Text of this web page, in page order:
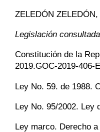
ZELEDÓN ZELEDÓN,
Legislación consultada
Constitución de la
2019.GOC-2019-406-
Ley No. 59. de 1988.
Ley No. 95/2002. Ley
Ley marco. Derecho